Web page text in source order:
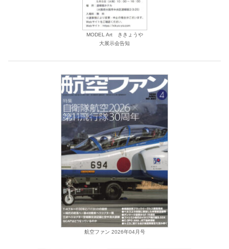
MODEL Art ききょうや
大展示会告知
航空ファン 2026年04月号